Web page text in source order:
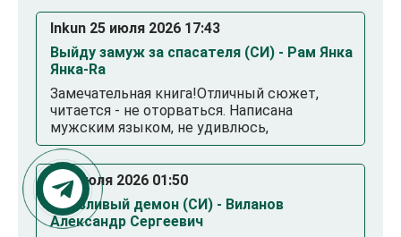
Inkun 25 июля 2026 17:43
Выйду замуж за спасателя (СИ) - Рам Янка
Янка-Ra
Замечательная книга!Отличный сюжет,
читается - не оторваться. Написана
мужским языком, не удивлюсь,
. 23 июля 2026 01:50
Смазливый демон (СИ) - Виланов
Александр Сергеевич